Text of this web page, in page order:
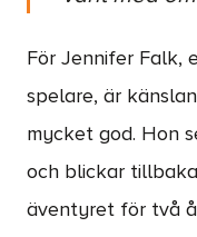
För Jennifer Falk,
spelare, är
mycket god. Hon
och blickar
äventyret för två